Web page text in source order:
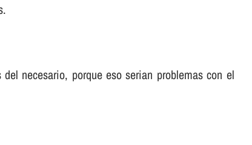
necesario, porque eso serian problemas con el